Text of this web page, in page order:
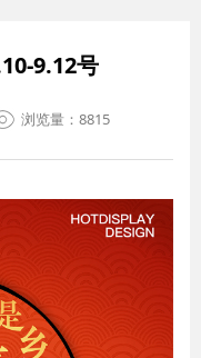
9.12号
浏览量：8815